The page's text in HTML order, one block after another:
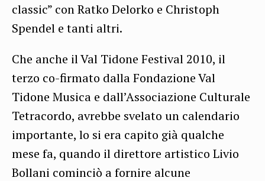
classic” con Ratko Delorko e Christoph
Spendel e tanti altri.
Che anche il Val Tidone Festival 2010, il
terzo co-firmato dalla Fondazione Val
Tidone Musica e dall’Associazione Culturale
Tetracordo, avrebbe svelato un calendario
importante, lo si era capito già qualche
mese fa, quando il direttore artistico Livio
Bollani cominciò a fornire alcune